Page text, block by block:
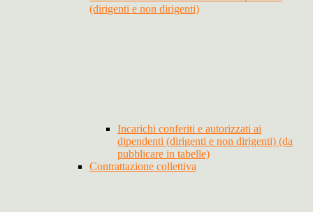
(dirigenti e non dirigenti)
Incarichi conferiti e autorizzati ai
dipendenti (dirigenti e non dirigenti) (da
pubblicare in tabelle)
Contrattazione collettiva